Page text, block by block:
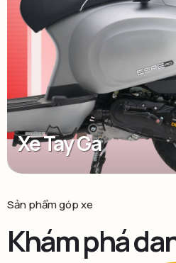
Xe Tay Ga
Sản phẩm góp xe
Khám phá